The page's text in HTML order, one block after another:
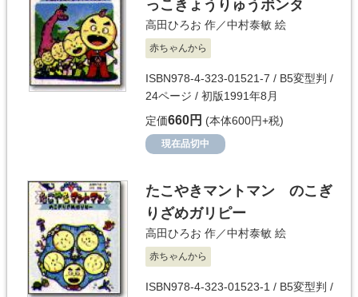
っこきょうりゅうボンタ
高田ひろお 作／中村泰敏 絵
赤ちゃんから
ISBN978-4-323-01521-7 / B5変型判 /
24ページ / 初版1991年8月
定価660円 (本体600円+税)
現在品切中
たこやきマントマン のこぎ
りざめガリピー
高田ひろお 作／中村泰敏 絵
赤ちゃんから
ISBN978-4-323-01523-1 / B5変型判 /